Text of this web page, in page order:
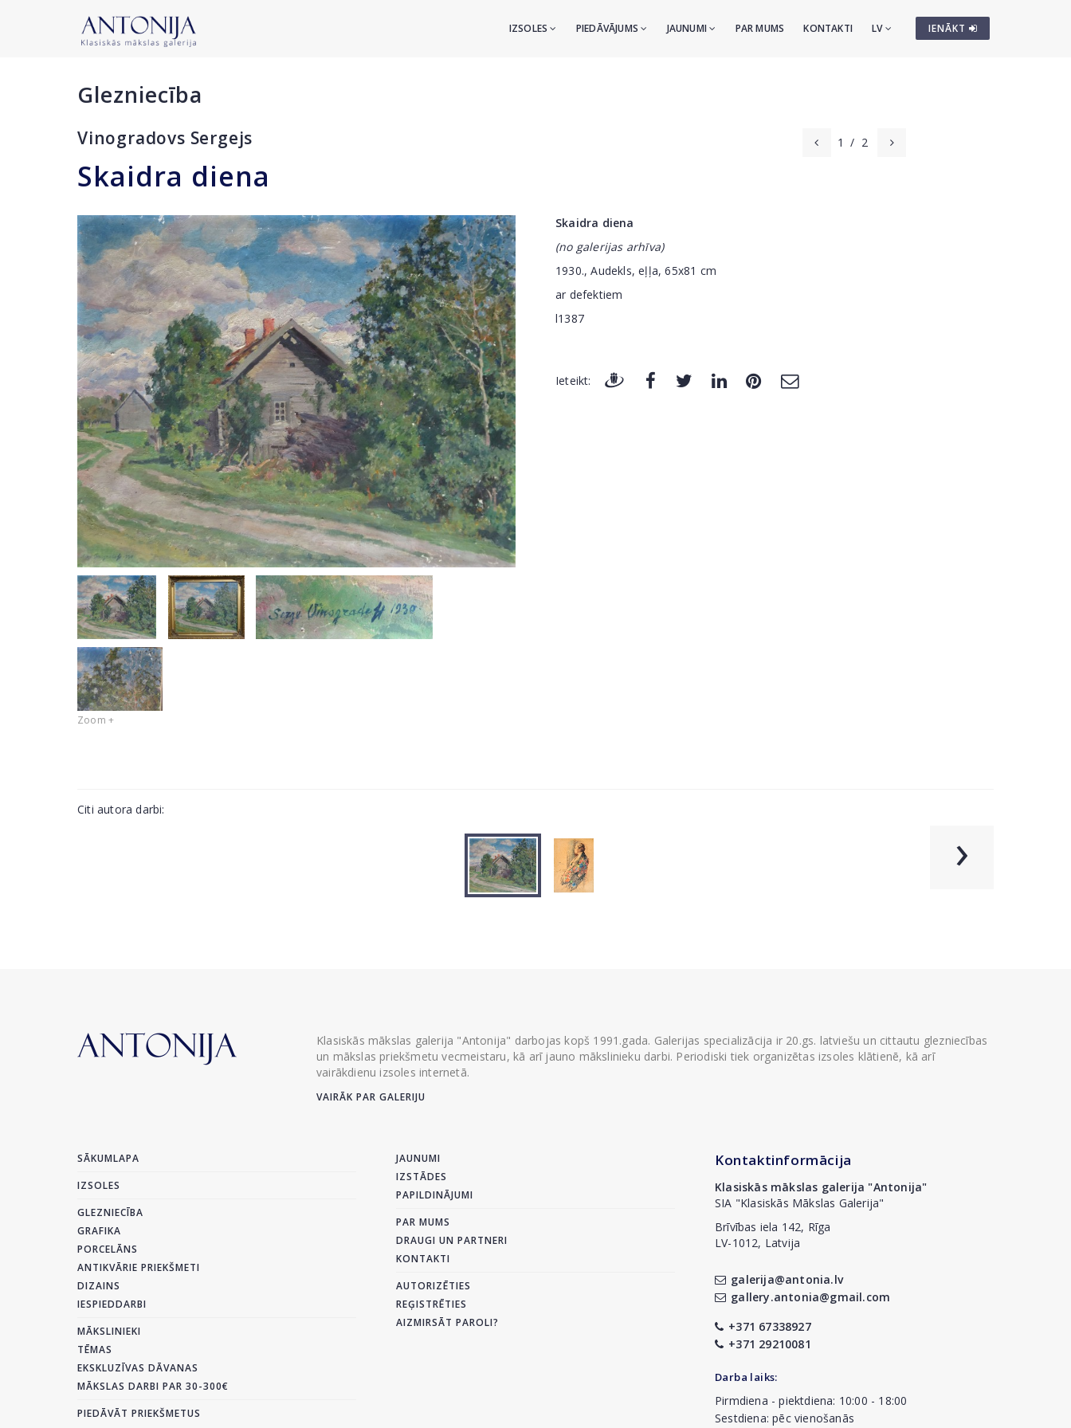
IENĀKT
IZSOLES PIEDĀVĀJUMS JAUNUMI PAR MUMS KONTAKTI LV
Glezniecība
Vinogradovs Sergejs 1 / 2
Skaidra diena
Zoom +
Skaidra diena
(no galerijas arhīva)
1930., Audekls, eļļa, 65x81 cm
ar defektiem
l1387
Ieteikt:
Citi autora darbi:
›
Klasiskās mākslas galerija "Antonija" darbojas kopš 1991.gada. Galerijas specializācija ir 20.gs. latviešu un cittautu glezniecības
un mākslas priekšmetu vecmeistaru, kā arī jauno mākslinieku darbi. Periodiski tiek organizētas izsoles klātienē, kā arī
vairākdienu izsoles internetā.
VAIRĀK PAR GALERIJU
SĀKUMLAPA
IZSOLES
GLEZNIECĪBA
GRAFIKA
PORCELĀNS
ANTIKVĀRIE PRIEKŠMETI
DIZAINS
IESPIEDDARBI
MĀKSLINIEKI
TĒMAS
EKSKLUZĪVAS DĀVANAS
MĀKSLAS DARBI PAR 30-300€
PIEDĀVĀT PRIEKŠMETUS
JAUNUMI
IZSTĀDES
PAPILDINĀJUMI
PAR MUMS
DRAUGI UN PARTNERI
KONTAKTI
AUTORIZĒTIES
REĢISTRĒTIES
AIZMIRSĀT PAROLI?
Kontaktinformācija
Klasiskās mākslas galerija "Antonija"
SIA "Klasiskās Mākslas Galerija"
Brīvības iela 142, Rīga
LV-1012, Latvija
galerija@antonia.lv
gallery.antonia@gmail.com
+371 67338927
+371 29210081
Darba laiks:
Pirmdiena - piektdiena: 10:00 - 18:00
Sestdiena: pēc vienošanās